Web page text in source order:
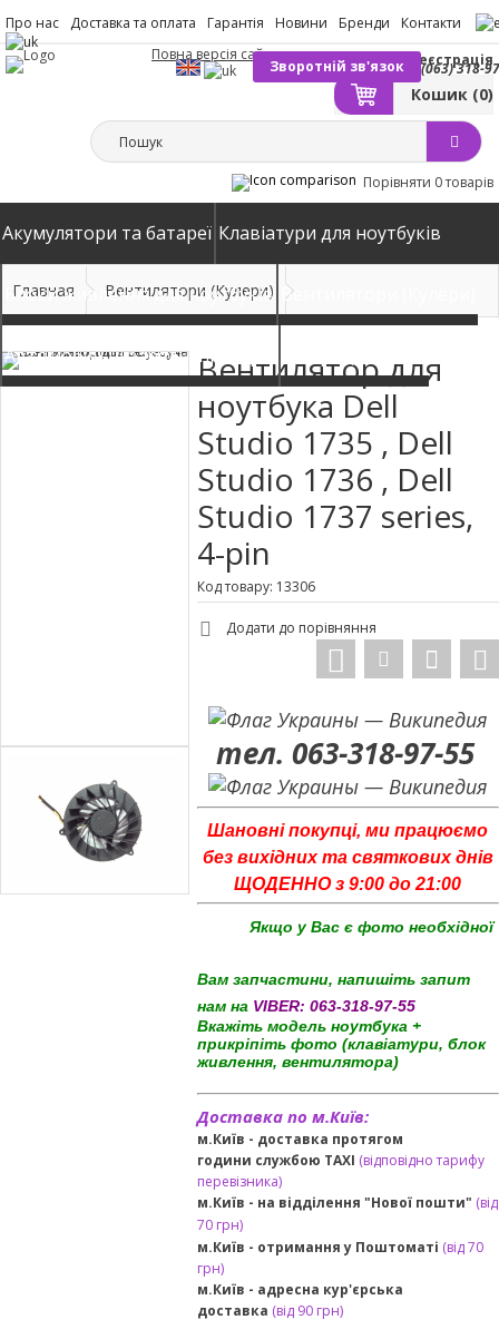
Про нас Доставка та оплата Гарантія Новини Бренди Контакти
(063) 318-
Зворотній зв'язок
Вхід Реєстрація
Кошик (0)
Повна версія сайту
Порівняти 0 товарів
Акумулятори та батареї Клавіатури для ноутбуків
Блоки живлення для ноутбуків Вентилятори (Кулери)
Автомобільні зарядні пристрої
Главная Вентилятори (Кулери)
Вентилятор для
ноутбука Dell
Studio 1735 , Dell
Studio 1736 , Dell
Studio 1737 series,
4-pin
Код товару: 13306
Додати до порівняння
тел. 063-318-97-55
Шановні покупці, ми працюємо
без вихідних та святкових днів
ЩОДЕННО з 9:00 до 21:00
Якщо у Вас є фото необхідної
Вам запчастини, напишіть запит
нам на VIBER: 063-318-97-55
Вкажіть модель ноутбука +
прикріпіть фото (клавіатури, блок
живлення, вентилятора)
Доставка по м.Київ:
м.Київ - доставка протягом
години службою TAXI (відповідно тарифу
перевізника)
м.Київ - на відділення "Нової пошти" (від
70 грн)
м.Київ - отримання у Поштоматі (від 70
грн)
м.Київ - адресна кур'єрська
доставка (від90 грн)